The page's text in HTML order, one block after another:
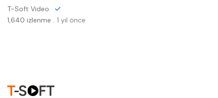
T-Soft Video
1,640 izlenme . 1 yıl önce